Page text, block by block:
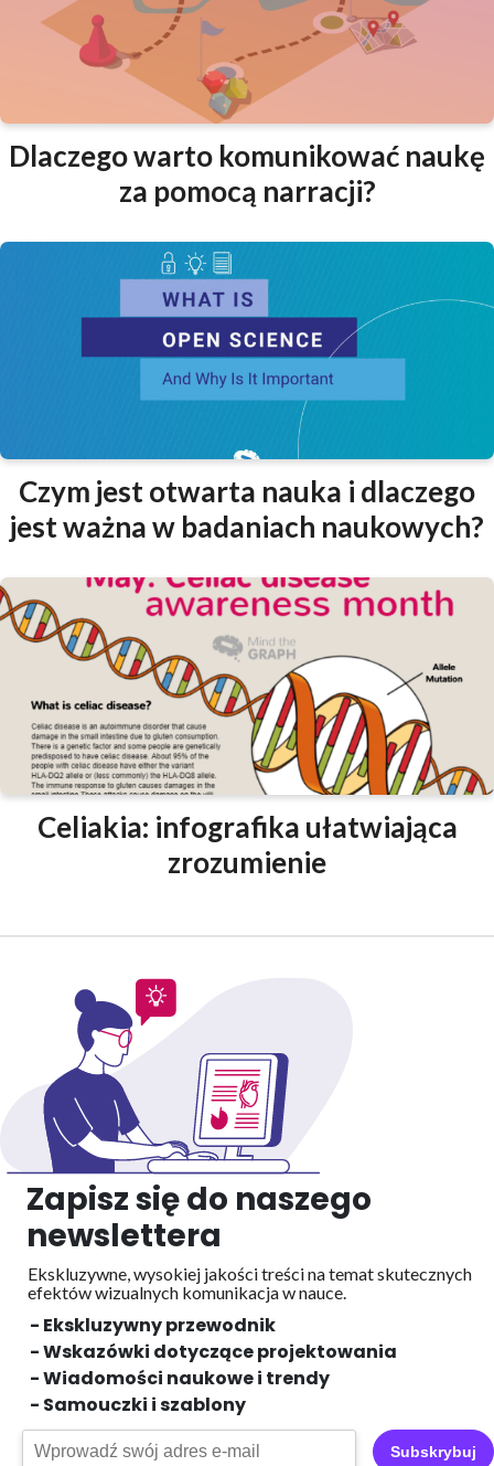
Dlaczego warto komunikować naukę
za pomocą narracji?
Czym jest otwarta nauka i dlaczego
jest ważna w badaniach naukowych?
Celiakia: infografika ułatwiająca
zrozumienie
Zapisz się do naszego
newslettera
Ekskluzywne, wysokiej jakości treści na temat skutecznych
efektów wizualnych komunikacja w nauce.
- Ekskluzywny przewodnik
- Wskazówki dotyczące projektowania
- Wiadomości naukowe i trendy
- Samouczki i szablony
Subskrybuj